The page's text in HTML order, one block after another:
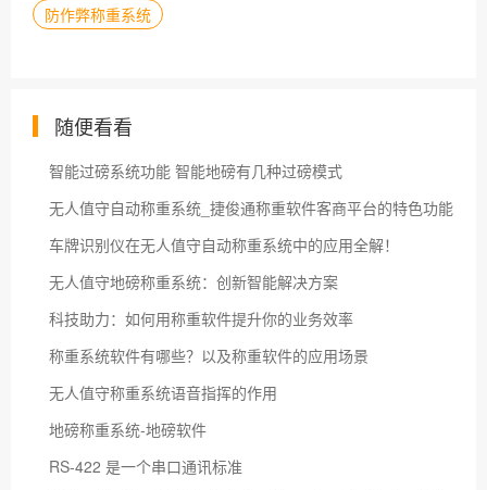
防作弊称重系统
随便看看
智能过磅系统功能 智能地磅有几种过磅模式
无人值守自动称重系统_捷俊通称重软件客商平台的特色功能
车牌识别仪在无人值守自动称重系统中的应用全解！
无人值守地磅称重系统：创新智能解决方案
科技助力：如何用称重软件提升你的业务效率
称重系统软件有哪些？以及称重软件的应用场景
无人值守称重系统语音指挥的作用
地磅称重系统-地磅软件
RS-422 是一个串口通讯标准